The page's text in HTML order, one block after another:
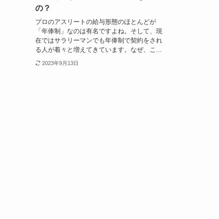
の？
プロのアスリートの給与形態のほとんどが
「年俸制」なのは有名ですよね。そして、現
在ではサラリーマンでも年俸制で契約をされ
る人が着々と増えてきています。なぜ、こ...
2023年9月13日